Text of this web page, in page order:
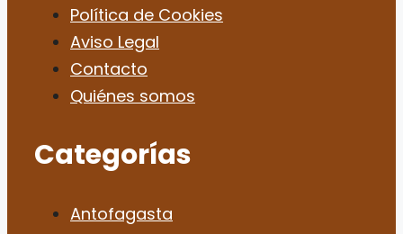
Política de Cookies
Aviso Legal
Contacto
Quiénes somos
Categorías
Antofagasta